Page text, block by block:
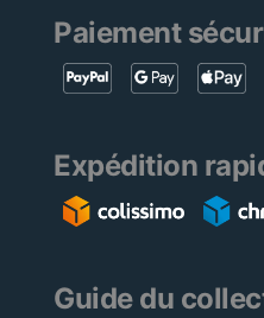
Paiement
Expédition
Guide du